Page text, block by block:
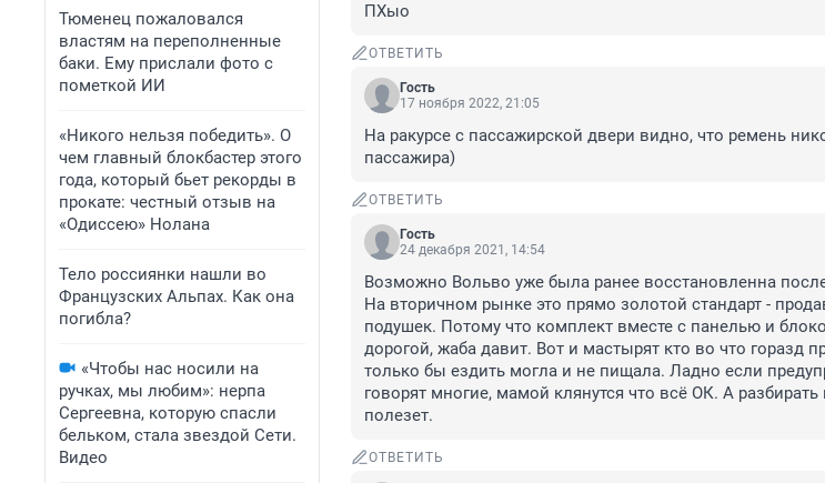
Тюменец пожаловался
властям на переполненные
баки. Ему прислали фото с
пометкой ИИ
«Никого нельзя победить». О
чем главный блокбастер этого
года, который бьет рекорды в
прокате: честный отзыв на
«Одиссею» Нолана
Тело россиянки нашли во
Французских Альпах. Как она
погибла?
«Чтобы нас носили на
ручках, мы любим»: нерпа
Сергеевна, которую спасли
бельком, стала звездой Сети.
Видео
ПХыо
ОТВЕТИТЬ
Гость
17 ноября 2022, 21:05
На ракурсе с пассажирской двери видно, что ремень
пассажира)
ОТВЕТИТЬ
Гость
24 декабря 2021, 14:54
Возможно Вольво уже была ранее восстановленна
На вторичном рынке это прямо золотой стандарт -
подушек. Потому что комплект вместе с панелью и
дорогой, жаба давит. Вот и мастырят кто во что горазд
только бы ездить могла и не пищала. Ладно если
говорят многие, мамой клянутся что всё ОК. А
полезет.
ОТВЕТИТЬ